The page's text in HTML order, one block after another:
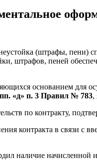
(штрафы, пени)
штрафов, пеней
основанием для
пп. «д» п. 3 Правил № 783,
по контракту,
контракта в связи
наличие